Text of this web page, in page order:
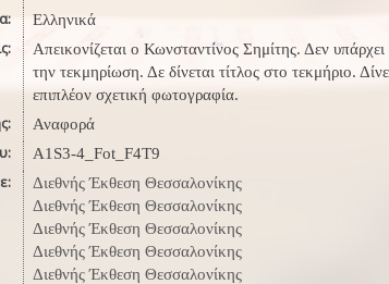
Ελληνικά
Απεικονίζεται ο Κωνσταντίνος Σημίτης. Δεν
την τεκμηρίωση. Δε δίνεται τίτλος στο τεκμήριο.
επιπλέον σχετική φωτογραφία.
Αναφορά
A1S3-4_Fot_F4T9
Διεθνής Έκθεση Θεσσαλονίκης
Διεθνής Έκθεση Θεσσαλονίκης
Διεθνής Έκθεση Θεσσαλονίκης
Διεθνής Έκθεση Θεσσαλονίκης
Διεθνής Έκθεση Θεσσαλονίκης